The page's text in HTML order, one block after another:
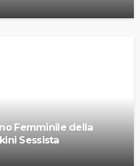
Femminile della
Sessista